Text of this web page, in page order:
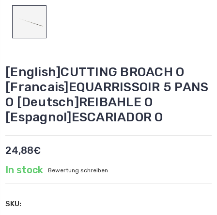
[English]CUTTING BROACH O
[Francais]EQUARRISSOIR 5 PANS
O [Deutsch]REIBAHLE O
[Espagnol]ESCARIADOR O
24,88€
In stock
Bewertung schreiben
SKU: